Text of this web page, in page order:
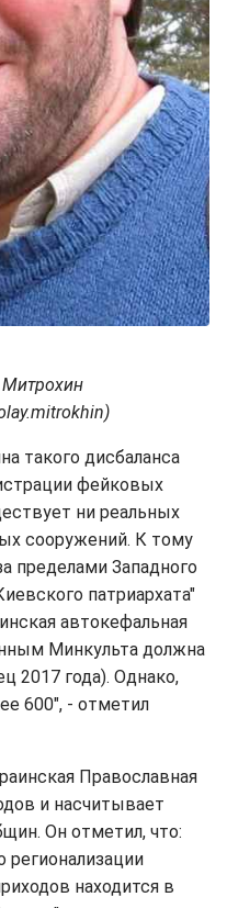
такого дисбаланса
фейковых
ни реальных
сооружений. К тому
пределами Западного
патриархата"
автокефальная
Минкульта должна
2017 года). Однако,
600", - отметил
Православная
и насчитывает
Он отметил, что:
находится в